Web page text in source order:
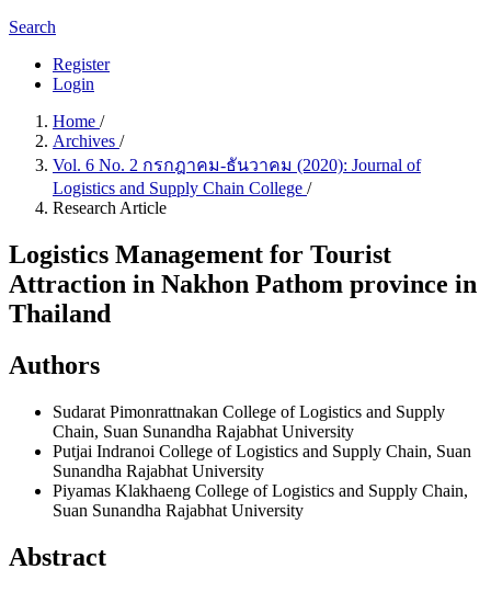
Search
Register
Login
Home /
Archives /
Vol. 6 No. 2 กรกฎาคม-ธันวาคม (2020): Journal of
Logistics and Supply Chain College /
Research Article
Logistics Management for Tourist
Attraction in Nakhon Pathom province in
Thailand
Authors
Sudarat Pimonrattnakan College of Logistics and Supply
Chain, Suan Sunandha Rajabhat University
Putjai Indranoi College of Logistics and Supply Chain, Suan
Sunandha Rajabhat University
Piyamas Klakhaeng College of Logistics and Supply Chain,
Suan Sunandha Rajabhat University
Abstract